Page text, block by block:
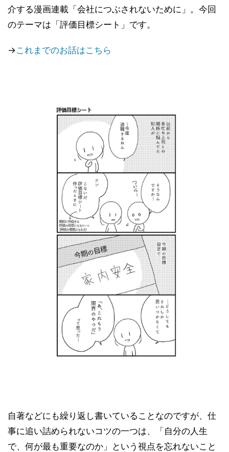
介する漫画連載「会社につぶされないために」。今回
のテーマは「評価目標シート」です。
→これまでのお話はこちら
自著などにも繰り返し書いていることなのですが、仕
事に追い詰められないコツの一つは、「自分の人生
で、何が最も重要なのか」という視点を忘れないこと